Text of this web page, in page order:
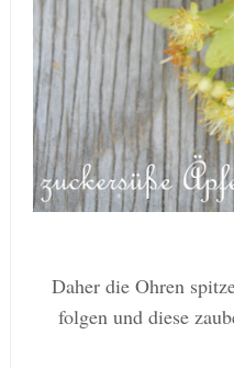
Daher die Ohren
folgen und diese